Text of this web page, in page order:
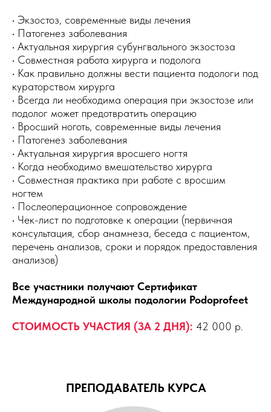
• Экзостоз, современные виды лечения
• Патогенез заболевания
• Актуальная хирургия субунгвального экзостоза
• Совместная работа хирурга и подолога
• Как правильно должны вести пациента подологи под
кураторством хирурга
• Всегда ли необходима операция при экзостозе или
подолог может предотвратить операцию
• Вросший ноготь, современные виды лечения
• Патогенез заболевания
• Актуальная хирургия вросшего ногтя
• Когда необходимо вмешательство хирурга
• Совместная практика при работе с вросшим
ногтем
• Послеоперационное сопровождение
• Чек-лист по подготовке к операции (первичная
консультация, сбор анамнеза, беседа с пациентом,
перечень анализов, сроки и порядок предоставления
анализов)
Все участники получают Сертификат
Международной школы подологии Podoprofeet
СТОИМОСТЬ УЧАСТИЯ (ЗА 2 ДНЯ): 42 000 р.
ПРЕПОДАВАТЕЛЬ КУРСА